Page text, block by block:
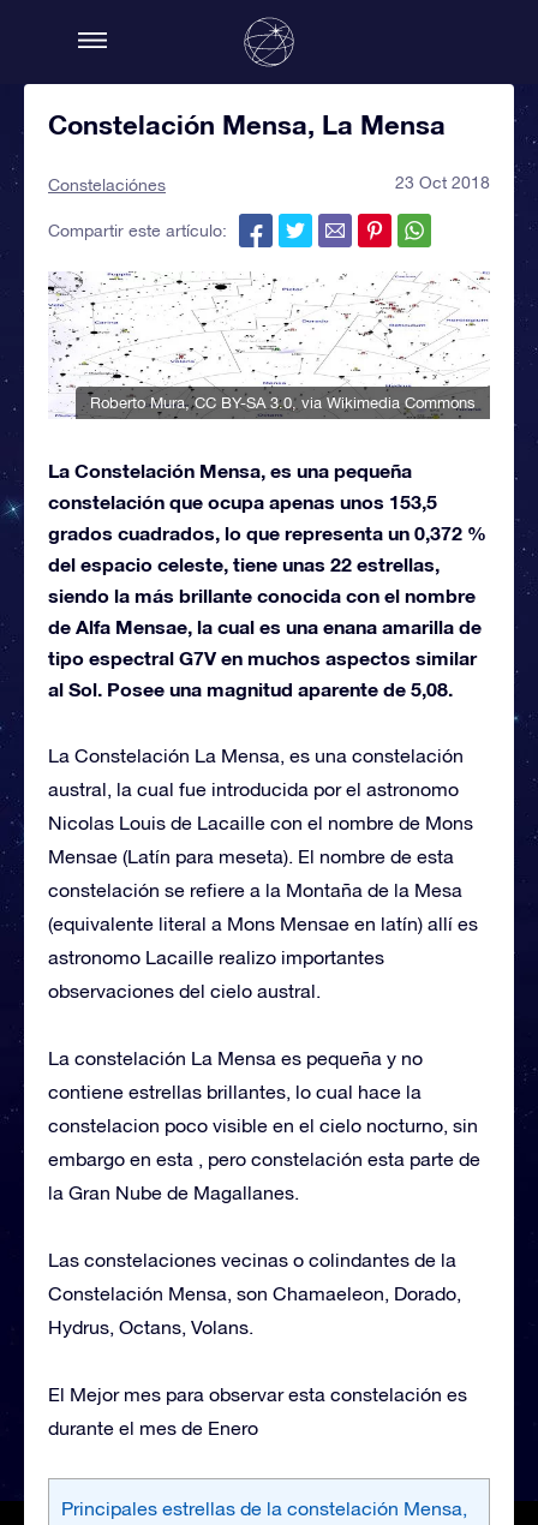
Constelación Mensa, La Mensa
Constelaciónes 23 Oct 2018
Compartir este artículo:
Roberto Mura,CC BY-SA 3.0, via Wikimedia Commons
La Constelación Mensa, es una pequeña
constelación que ocupa apenas unos 153,5
grados cuadrados, lo que representa un 0,372 %
del espacio celeste, tiene unas 22 estrellas,
siendo la más brillante conocida con el nombre
de Alfa Mensae, la cual es una enana amarilla de
tipo espectral G7V en muchos aspectos similar
al Sol. Posee una magnitud aparente de 5,08.
La Constelación La Mensa, es una constelación
austral, la cual fue introducida por el astronomo
Nicolas Louis de Lacaille con el nombre de Mons
Mensae (Latín para meseta). El nombre de esta
constelación se refiere a la Montaña de la Mesa
(equivalente literal a Mons Mensae en latín) allí es
astronomo Lacaille realizo importantes
observaciones del cielo austral.
La constelación La Mensa es pequeña y no
contiene estrellas brillantes, lo cual hace la
constelacion poco visible en el cielo nocturno, sin
embargo en esta , pero constelación esta parte de
la Gran Nube de Magallanes.
Las constelaciones vecinas o colindantes de la
Constelación Mensa, son Chamaeleon, Dorado,
Hydrus, Octans, Volans.
El Mejor mes para observar esta constelación es
durante el mes de Enero
Principales estrellas de la constelación Mensa,